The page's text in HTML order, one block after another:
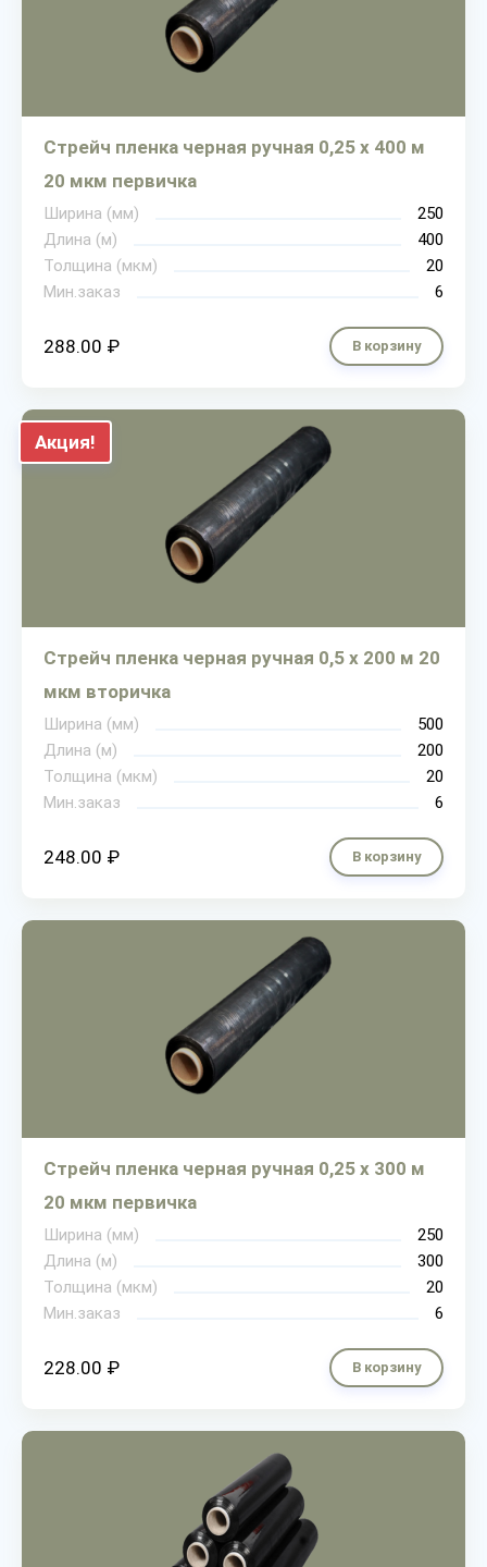
Стрейч пленка черная ручная 0,25 х 400 м
20 мкм первичка
Ширина (мм)
250
Длина (м)
400
Толщина (мкм)
20
Мин.заказ
6
288.00 ₽ В корзину
Акция!
Стрейч пленка черная ручная 0,5 х 200 м 20
мкм вторичка
Ширина (мм)
500
Длина (м)
200
Толщина (мкм)
20
Мин.заказ
6
248.00 ₽ В корзину
Стрейч пленка черная ручная 0,25 х 300 м
20 мкм первичка
Ширина (мм)
250
Длина (м)
300
Толщина (мкм)
20
Мин.заказ
6
228.00 ₽ В корзину